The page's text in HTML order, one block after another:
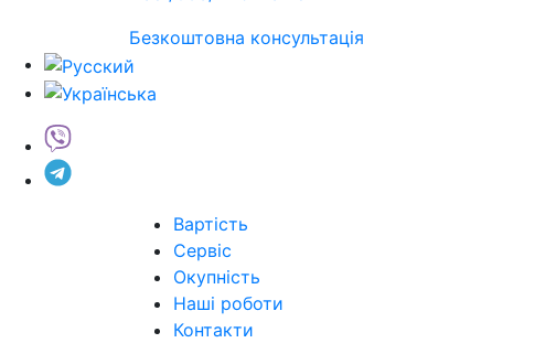
Безкоштовна консультація
Вартість
Сервіс
Окупність
Наші роботи
Контакти